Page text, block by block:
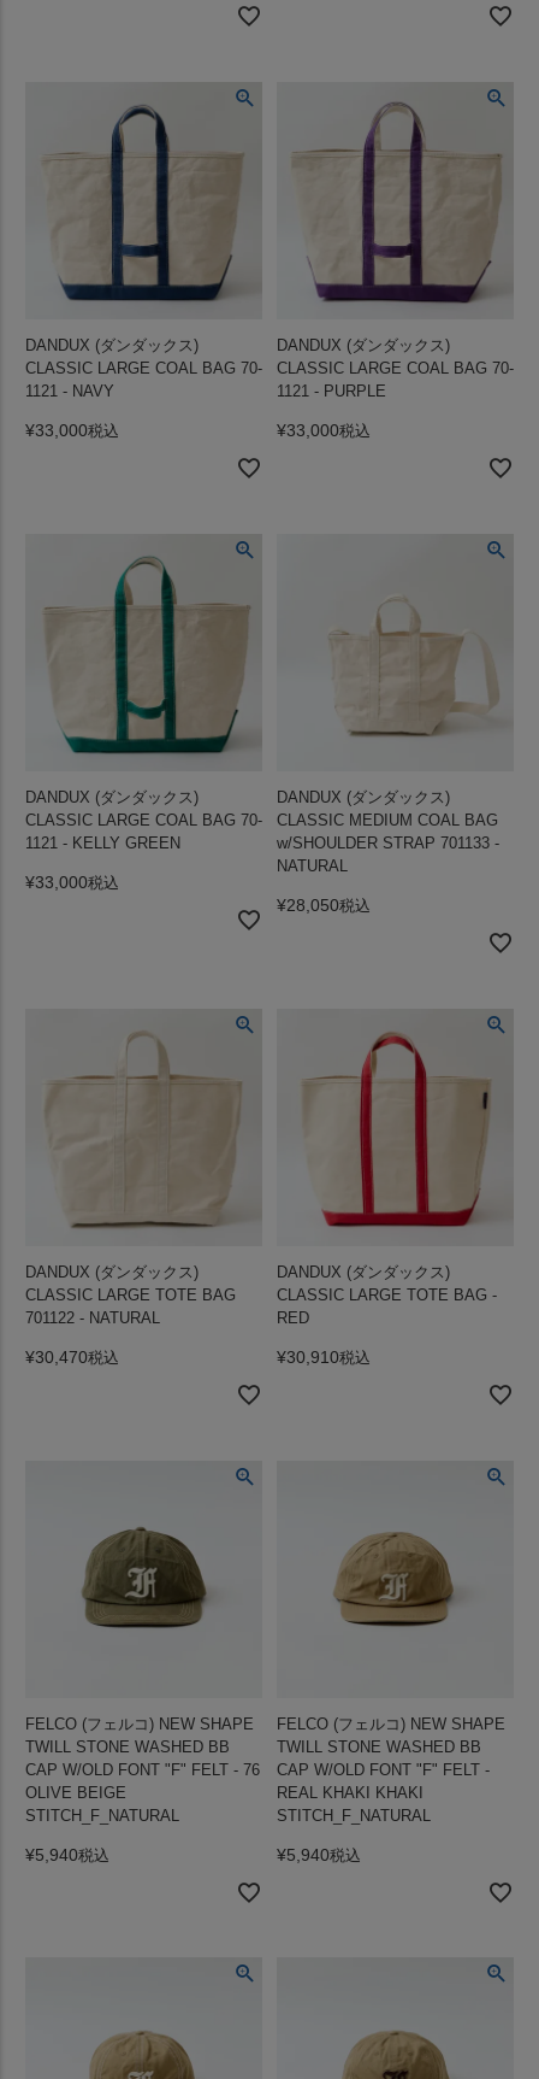
DANDUX (ダンダックス)
CLASSIC LARGE COAL BAG 70-
1121 - NAVY
¥33,000税込
DANDUX (ダンダックス)
CLASSIC LARGE COAL BAG 70-
1121 - PURPLE
¥33,000税込
DANDUX (ダンダックス)
CLASSIC LARGE COAL BAG 70-
1121 - KELLY GREEN
¥33,000税込
DANDUX (ダンダックス)
CLASSIC MEDIUM COAL BAG
w/SHOULDER STRAP 701133 -
NATURAL
¥28,050税込
DANDUX (ダンダックス)
CLASSIC LARGE TOTE BAG
701122 - NATURAL
¥30,470税込
DANDUX (ダンダックス)
CLASSIC LARGE TOTE BAG -
RED
¥30,910税込
FELCO (フェルコ) NEW SHAPE
TWILL STONE WASHED BB
CAP W/OLD FONT "F" FELT - 76
OLIVE BEIGE
STITCH_F_NATURAL
¥5,940税込
FELCO (フェルコ) NEW SHAPE
TWILL STONE WASHED BB
CAP W/OLD FONT "F" FELT -
REAL KHAKI KHAKI
STITCH_F_NATURAL
¥5,940税込